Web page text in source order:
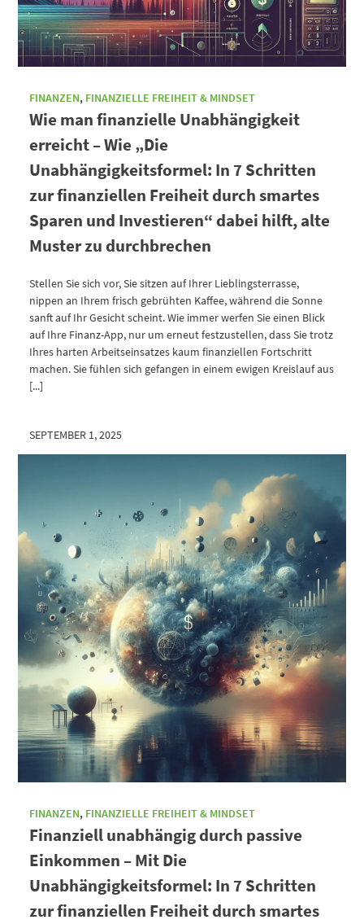
FINANZEN, FINANZIELLE FREIHEIT & MINDSET
Wie man finanzielle Unabhängigkeit
erreicht – Wie „Die
Unabhängigkeitsformel: In 7 Schritten
zur finanziellen Freiheit durch smartes
Sparen und Investieren“ dabei hilft, alte
Muster zu durchbrechen
Stellen Sie sich vor, Sie sitzen auf Ihrer Lieblingsterrasse,
nippen an Ihrem frisch gebrühten Kaffee, während die Sonne
sanft auf Ihr Gesicht scheint. Wie immer werfen Sie einen Blick
auf Ihre Finanz-App, nur um erneut festzustellen, dass Sie trotz
Ihres harten Arbeitseinsatzes kaum finanziellen Fortschritt
machen. Sie fühlen sich gefangen in einem ewigen Kreislauf aus
[...]
SEPTEMBER 1, 2025
FINANZEN, FINANZIELLE FREIHEIT & MINDSET
Finanziell unabhängig durch passive
Einkommen – Mit Die
Unabhängigkeitsformel: In 7 Schritten
zur finanziellen Freiheit durch smartes